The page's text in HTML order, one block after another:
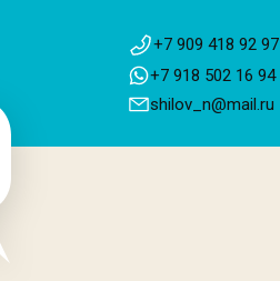
+7 909 418 92 97
+7 918 502 16 94
shilov_n@mail.ru